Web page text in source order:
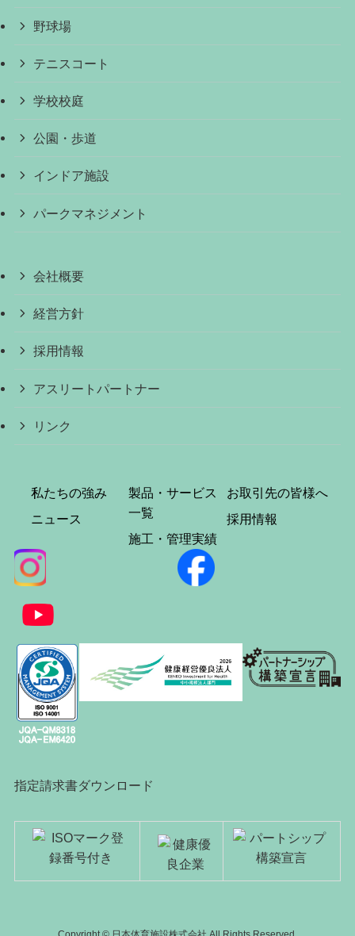
野球場
テニスコート
学校校庭
公園・歩道
インドア施設
パークマネジメント
会社概要
経営方針
採用情報
アスリートパートナー
リンク
私たちの強み
ニュース
製品・サービス
一覧
施工・管理実績
お取引先の皆様へ
採用情報
指定請求書ダウンロード